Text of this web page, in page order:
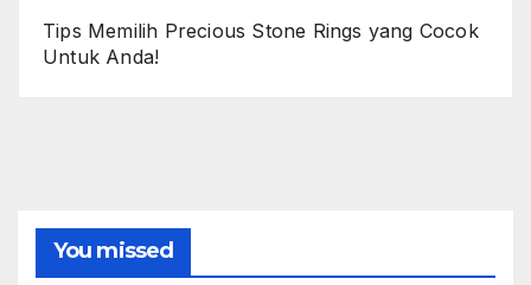
Tips Memilih Precious Stone Rings yang Cocok
Untuk Anda!
You missed